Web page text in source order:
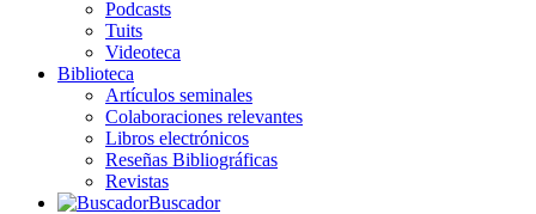
Podcasts
Tuits
Videoteca
Biblioteca
Artículos seminales
Colaboraciones relevantes
Libros electrónicos
Reseñas Bibliográficas
Revistas
Buscador